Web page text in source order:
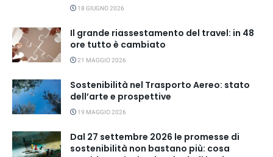
18 GIUGNO 2026
Il grande riassestamento del travel: in 48
ore tutto è cambiato
21 MAGGIO 2026
Sostenibilità nel Trasporto Aereo: stato
dell’arte e prospettive
19 MAGGIO 2026
Dal 27 settembre 2026 le promesse di
sostenibilità non bastano più: cosa